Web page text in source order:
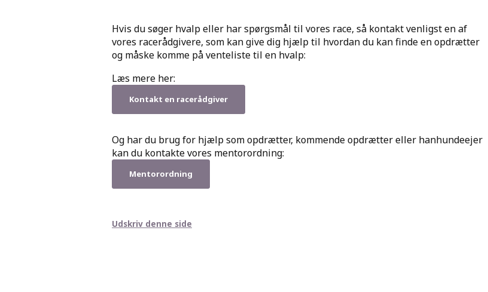
Hvis du søger hvalp eller har spørgsmål til vores race, så kontakt venligst en af
vores racerådgivere, som kan give dig hjælp til hvordan du kan finde en opdrætter
og måske komme på venteliste til en hvalp:
Læs mere her:
Kontakt en racerådgiver
Og har du brug for hjælp som opdrætter, kommende opdrætter eller hanhundeejer
kan du kontakte vores mentorordning:
Mentorordning
Udskriv denne side